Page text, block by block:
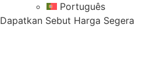
Português
Dapatkan Sebut Harga Segera